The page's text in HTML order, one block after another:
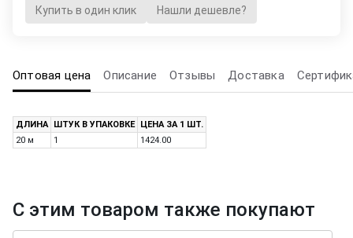
Купить в один клик Нашли дешевле?
Оптовая цена Описание Отзывы Доставка
ДЛИНА ШТУК В УПАКОВКЕ
ЦЕНА ЗА 1 ШТ.
20 м
1 1424.00
С этим товаром также покупают